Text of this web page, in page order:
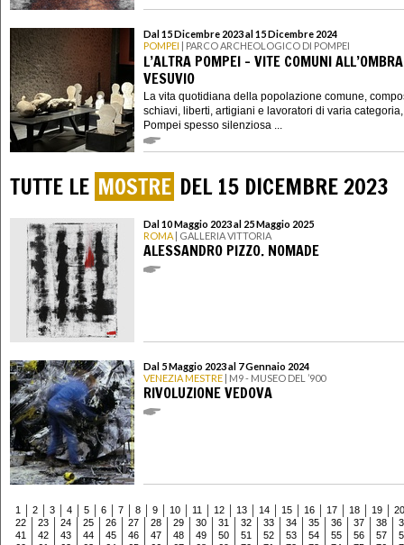
Dal 15 Dicembre 2023 al 15 Dicembre 2024
POMPEI | PARCO ARCHEOLOGICO DI POMPEI
L’ALTRA POMPEI – VITE COMUNI
VESUVIO
La vita quotidiana della popolazione comune,
schiavi, liberti, artigiani e lavoratori di varia
Pompei spesso silenziosa ...
TUTTE LE MOSTRE DEL 15 DICEMBRE 2023
Dal 10 Maggio 2023 al 25 Maggio 2025
ROMA | GALLERIA VITTORIA
ALESSANDRO PIZZO. NOMADE
Dal 5 Maggio 2023 al 7 Gennaio 2024
VENEZIA MESTRE | M9 - MUSEO DEL ’900
RIVOLUZIONE VEDOVA
1 2 3 4 5 6 7 8 9 10 11 12 13 14 15 16 17 18 19
20
22
23 24 25 26 27 28 29 30 31 32 33 34 35 36 37 38
41
42 43 44 45 46 47 48 49 50 51 52 53 54 55 56 57